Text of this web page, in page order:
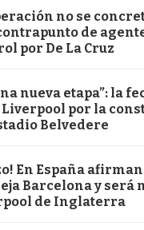
no se
de
por De La Cruz
nueva etapa”: la
por la
Belvedere
En España
Barcelona y será
de Inglaterra